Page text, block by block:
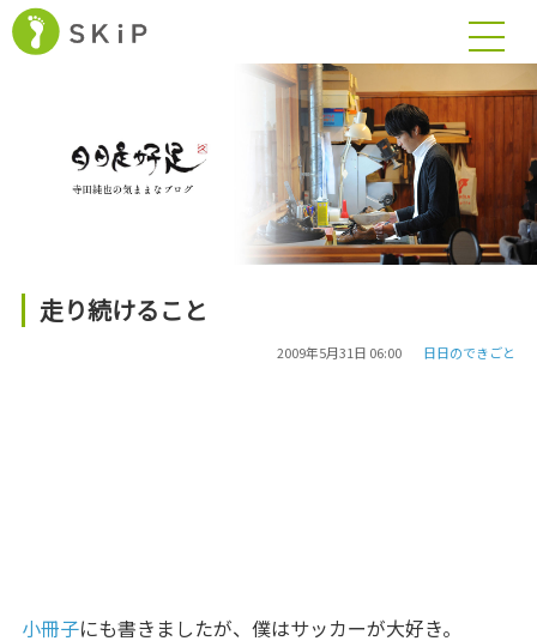
走り続けること
2009年5月31日 06:00 日日のできごと
小冊子にも書きましたが、僕はサッカーが大好き。